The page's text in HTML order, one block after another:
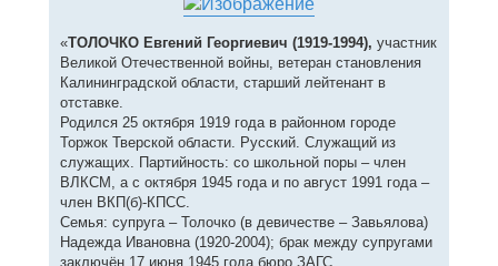
«ТОЛОЧКО Евгений Георгиевич (1919-1994), участник
Великой Отечественной войны, ветеран становления
Калининградской области, старший лейтенант в
отставке.
Родился 25 октября 1919 года в районном городе
Торжок Тверской области. Русский. Служащий из
служащих. Партийность: со школьной поры – член
ВЛКСМ, а с октября 1945 года и по август 1991 года –
член ВКП(б)-КПСС.
Семья: супруга – Толочко (в девичестве – Завьялова)
Надежда Ивановна (1920-2004); брак между супругами
заключён 17 июня 1945 года бюро ЗАГС